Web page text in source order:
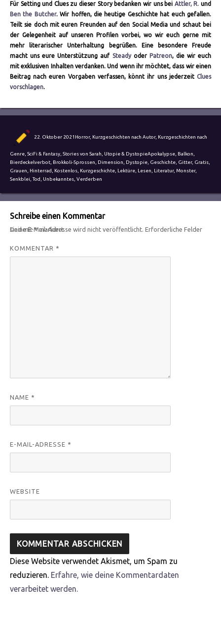
Für Setting und Clues zu dieser Story bedanken wir uns bei Attler, R. und
Ben the Butcher. Wir hoffen, die heutige Geschichte hat euch gefallen.
Teilt sie doch mit euren Freunden auf den Social Media und schaut bei
der Gelegenheit auf unseren Profilen vorbei, wo wir euch gerne mit
mehr literarischer Unterhaltung begrüßen. Eine besondere Freude
macht uns eure Unterstützung auf Steadyoder Patreon, die wir euch
mit exklusiven Inhalten verdanken. Und wenn ihr möchtet, dass wir einen
Beitrag nach euren Vorgaben verfassen, könnt ihr uns jederzeit Clues
vorschlagen.
am
22. Oktober 2021 Horror, Kurzgeschichten nach Autor, Kurzgeschichten nach
Genre, SciFi & Fantasy, Stories von Sarah, Utopie & DystopieSchlagwörter
Apokalypse, Balkon,
Bierdeckelverbot, Brokkoli-Sprossen, Dimension, Dystopie, Geschichte, Gitter, Gratis,
Grauen, Hinterrad, Kostenlos, Kurzgeschichte, Lektüre, Lesen, Literatur, Monster,
Senkblei,Tod, Unbekanntes, Verderben
Schreibe einen Kommentar
Deine E-Mail-Adresse wird nicht veröffentlicht.
Erforderliche Felder sind mit*markiert
KOMMENTAR *
NAME *
E-MAIL-ADRESSE *
WEBSITE
Diese Website verwendet Akismet, um Spam zu
reduzieren. Erfahre, wie deine Kommentardaten
verarbeitet werden.